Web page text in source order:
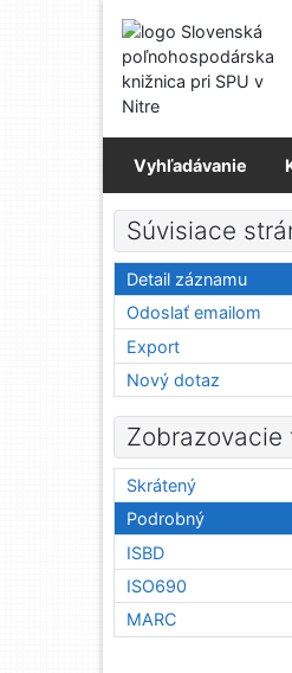
Prejsť na menu
Prehlásenie o
Vyhľadávanie
Súvisiace
Detail záznamu
Odoslať emailom
Export
Nový dotaz
Zobrazovacie
Skrátený
Podrobný
ISBD
ISO690
MARC